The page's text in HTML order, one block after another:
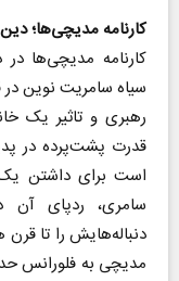
کارنامه مدیچی‌ها‌؛
کارنامه مدیچی‌ها
سیاه سامریت نوین
رهبری و تاثیر یک
قدرت پشت‌پرده در
است برای داشتن
سامری، ردپای آن
دنباله‌هایش را تا